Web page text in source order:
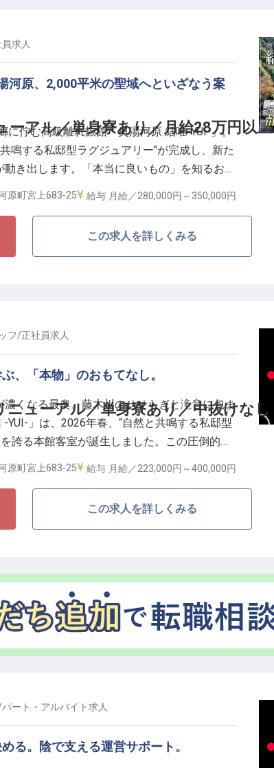
きる、しなやかな働き方】
なく、一枚窓に映る四季の移ろいや建築美に
は7:30〜11:30、夕方は17:30〜21:30。中抜
しながら、自分自身をアップデートしたい方
としての美学を磨く時間は、あなたの人生を
アル／単身寮あり／月給28万円以上
求人
河原、2,000平米の聖域へといざなう案
に佇む高級離れ旅館「奥湯河原 結唯-YUI-」。
鳴する私邸型ラグジュアリー"が完成し、新た
き出します。「本当に良いもの」を知るお客
集します。
室経営。一棟貸しのプライベートステイを軸
、その道を極めた人にしかできない繊細な気
ンドを次のステージへ】
とつの離れ旅館として進化を続けてきた結唯-
を、現場の最前線で一緒に育てていく仲間を
原町宮上683-25 給与 月給／280,000円～ 350,000円
この求人を詳しくみる
ューアル／単身寮あり／中抜けなし
フ/正社員求人
、「本物」のおもてなし。
くなる最奥。藤木川のせせらぎと滝音に包ま
」は、2026年春、“自然と共鳴する私邸型
誇る本館客室が誕生しました。この圧倒的な
間を演出する、接客スタッフを募集します。
」、そして庭園を独占する200平米の特別室
ナで、滝音をBGMに心身を解き放つ。お出迎
な別世界”を完成させる最後のピースとなりま
の美学を完成させる】
、高級離れの極致を切り拓いてきました。一
長できます。
原町宮上683-25 給与 月給／223,000円～400,000円
この求人を詳しくみる
パート・アルバイト求人
る。陰で支える運営サポート。